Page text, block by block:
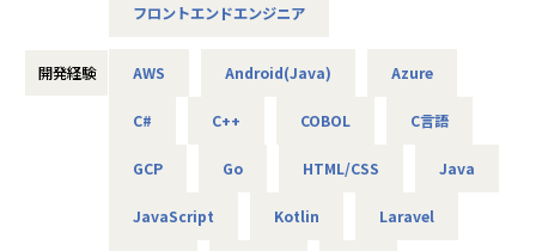
現場には教育担当がつき、月1回の面談やチャット相談も実
にも柔軟に対応しています。
◆将来的にマネジメントにも挑戦したい方へ
回の面談を通じて方向性を確認しながら、段階的にマネジメ
フロントエンドエンジニア
開発経験 AWS Android(Java) Azure
C# C++ COBOL C言語
GCP Go HTML/CSS Java
JavaScript Kotlin Laravel